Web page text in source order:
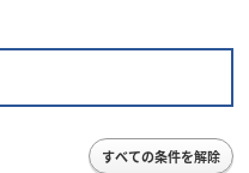
すべての条件を解除